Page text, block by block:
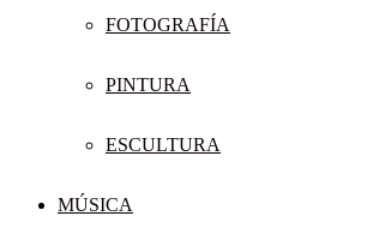
FOTOGRAFÍA
PINTURA
ESCULTURA
MÚSICA